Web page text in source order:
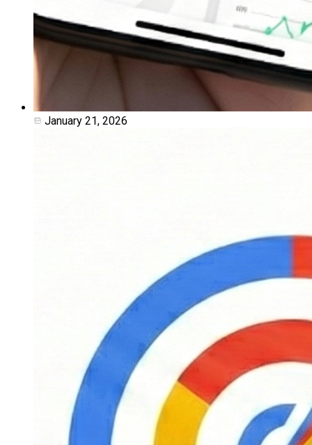
January 21, 2026